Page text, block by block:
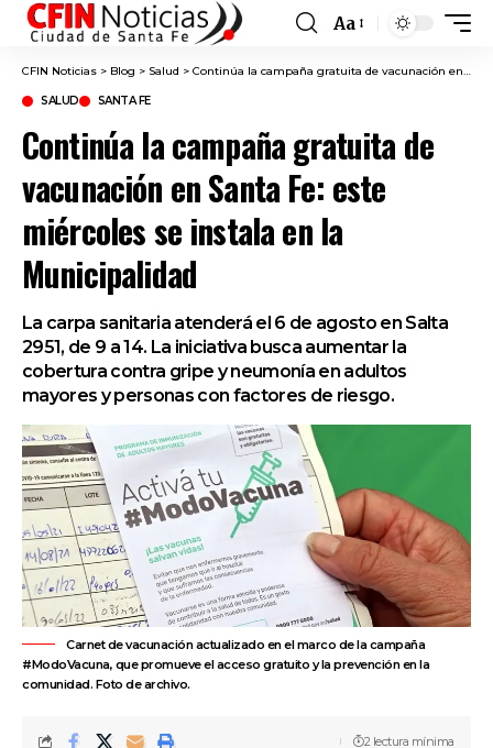
Font
Resizer
Aa
CFIN Noticias > Blog > Salud > Continúa la campaña gratuita de vacunación en Santa Fe: este miércoles se instala en la Municipalidad
SALUD SANTA FE
Continúa la campaña gratuita de
vacunación en Santa Fe: este
miércoles se instala en la
Municipalidad
La carpa sanitaria atenderá el 6 de agosto en Salta
2951, de 9 a 14. La iniciativa busca aumentar la
cobertura contra gripe y neumonía en adultos
mayores y personas con factores de riesgo.
Carnet de vacunación actualizado en el marco de la campaña
#ModoVacuna, que promueve el acceso gratuito y la prevención en la
comunidad. Foto de archivo.
2 lectura mínima